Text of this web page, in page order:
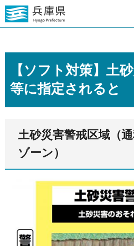
【ソフト対策】土
等に指定されると
土砂災害警戒区域（
ゾーン）